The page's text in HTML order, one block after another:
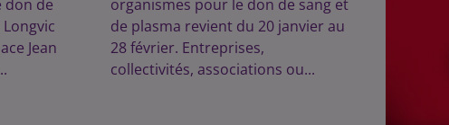
don de
Jean
organismes pour le don de sang et
de plasma revient du 20 janvier au
28 février. Entreprises,
collectivités, associations ou...